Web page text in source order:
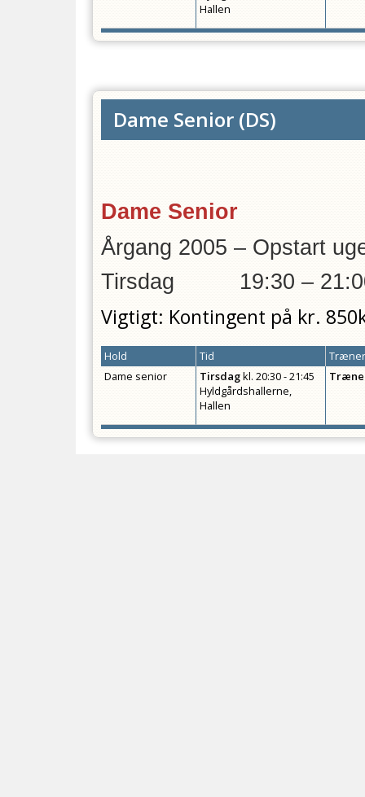
Hallen
Dame Senior (DS)
Dame Senior
Årgang 2005 –
Tirsdag 19:30 –
Vigtigt: Kontingent på kr.
Hold Tid
Dame senior
Tirsdagkl.20:30 - 21:45
Hyldgårdshallerne,
Hallen